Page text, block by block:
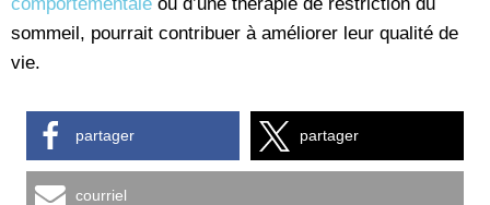
sommeil, pourrait contribuer à améliorer leur qualité de
vie.
partager partager
courriel